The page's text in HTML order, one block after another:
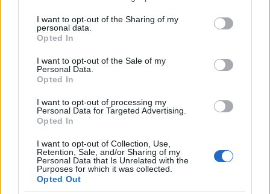
a este sitio y haciendo clic en el botón "Privacidad" en la
parte inferior de la página web.
Please note that this website/app uses one or more Google
services and may gather and store information including but
not limited to your visit or usage behaviour. You may click to
use your data for below specified purposes in below Google
consent section.
I want to opt-out of the Sharing of my
personal data.
Opted In
I want to opt-out of the Sale of my
Personal Data.
Opted In
I want to opt-out of processing my
Personal Data for Targeted Advertising.
Opted In
I want to opt-out of Collection, Use,
Retention, Sale, and/or Sharing of my
Personal Data that Is Unrelated with the
Purposes for which it was collected.
Opted Out
Un deseo que repitió en relación a muchos otros
proyectos llevados a cabo por Manos Unidas y sus
socios locales en Perú, como la
de Acción SocialHYPERLINK
«https://ceas.org.pe/» (CEAS),Radio Cutivalú
Centro de Investigación y Promoción del